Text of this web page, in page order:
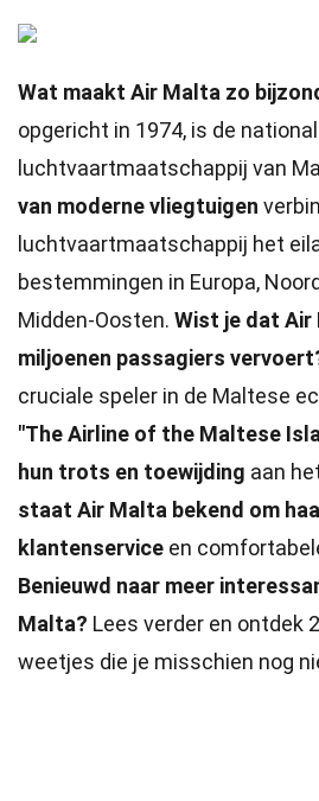
Wat maakt Air Malta zo
opgericht in 1974, is de
luchtvaartmaatschappij van
van moderne vliegtuigen
luchtvaartmaatschappij het
bestemmingen in Europa,
Midden-Oosten. Wist je dat
miljoenen passagiers
cruciale speler in de Maltese
"The Airline of the Maltese
hun trots en toewijding aan
staat Air Malta bekend om
klantenservice en
Benieuwd naar meer
Malta? Lees verder en ontdek
weetjes die je misschien nog